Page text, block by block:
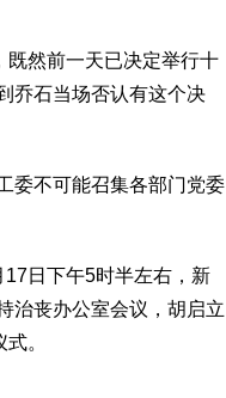
然前一天已决定举行十
乔石当场否认有这个决
不可能召集各部门党委
日下午5时半左右，新
治丧办公室会议，胡启立
。